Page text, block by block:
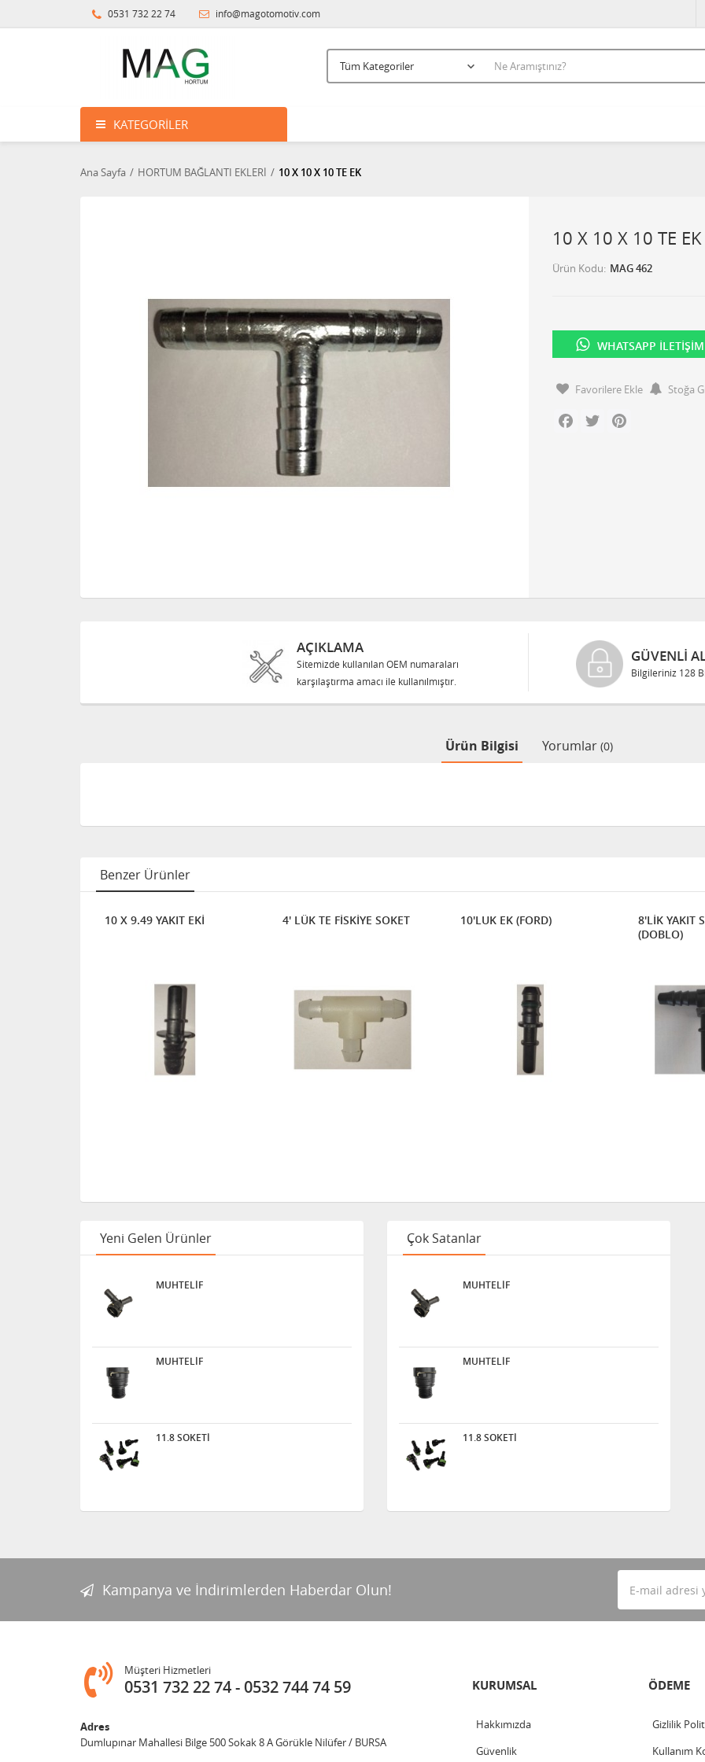
0531 732 22 74 info@magotomotiv.com
KATEGORILER
Ana Sayfa HORTUM BAĞLANTI EKLERİ 10 X 10 X 10 TE EK
10 X 10 X 10 TE EK
Ürün Kodu MAG 462
WHATSAPP İLETIŞIM
Favorilere Ekle
Stoğa
Facebook
Twitter
AÇIKLAMA
Sitemizde kullanılan OEM numaraları
karşılaştırma amacı ile kullanılmıştır.
GÜVENLI
Bilgileriniz 128
Ürün Bilgisi Yorumlar (0)
Benzer Ürünler
10 X 9.49 YAKIT EKİ 4' LÜK TE FİSKİYE SOKET 10'LUK EK (FORD)
8'LİK YAKIT
(DOBLO)
Yeni Gelen Ürünler
MUHTELİF
MUHTELİF
11.8 SOKETİ
Çok Satanlar
MUHTELİF
MUHTELİF
11.8 SOKETİ
Kampanya ve İndirimlerden Haberdar Olun!
Müşteri Hizmetleri
0531 732 22 74 0532 744 74 59
Adres
Dumlupınar Mahallesi Bilge 500 Sokak 8 A Görükle Nilüfer / BURSA
KURUMSAL
Hakkımızda
Güvenlik
ÖDEME
Gizlilik
Kullanım